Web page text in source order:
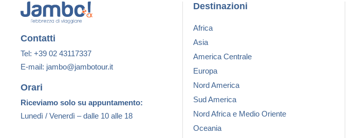
Contatti
Tel: +39 02 43117337
E-mail: jambo@jambotour.it
Orari
Riceviamo solo su appuntamento:
Lunedì / Venerdì – dalle 10 alle 18
Destinazioni
Africa
Asia
America Centrale
Europa
Nord America
Sud America
Nord Africa e Medio Oriente
Oceania